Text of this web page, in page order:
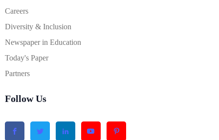
Careers
Diversity & Inclusion
Newspaper in Education
Today's Paper
Partners
Follow Us